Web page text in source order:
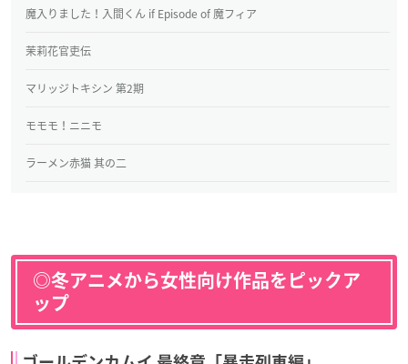
魔入りました！入間くん if Episode of 魔フィア
茉莉花官吏伝
マリッジトキシン 第2期
モモモ！ニニモ
ラーメン赤猫 其の二
◎冬アニメから女性向け作品をピックア
ップ